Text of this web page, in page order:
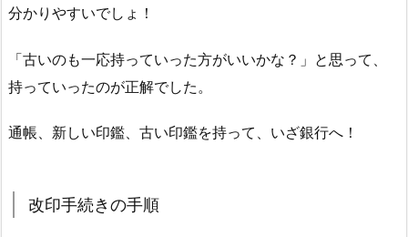
分かりやすいでしょ！
「古いのも一応持っていった方がいいかな？」と思って、
持っていったのが正解でした。
通帳、新しい印鑑、古い印鑑を持って、いざ銀行へ！
改印手続きの手順